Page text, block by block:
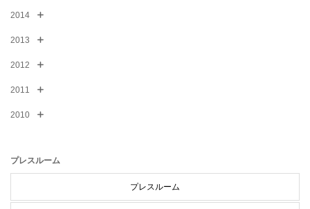
2014
2013
2012
2011
2010
プレスルーム
プレスルーム